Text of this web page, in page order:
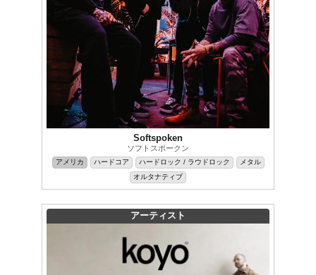
Softspoken
ソフトスポークン
アメリカ ハードコア ハードロック / ラウドロック
メタル
オルタナティブ
アーティスト